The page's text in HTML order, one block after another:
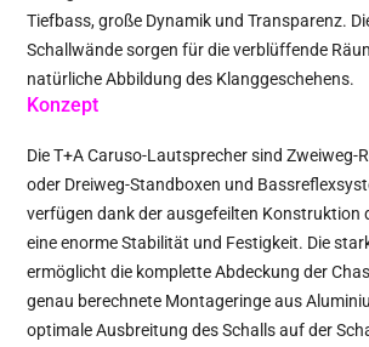
Tiefbass, große Dynamik und Transparenz.
Schallwände sorgen für die verblüffende
natürliche Abbildung des Klanggeschehens.
Konzept
Die T+A Caruso-Lautsprecher sind Zweiweg-
oder Dreiweg-Standboxen und
verfügen dank der ausgefeilten Konstruktion
eine enorme Stabilität und Festigkeit. Die
ermöglicht die komplette Abdeckung der
genau berechnete Montageringe aus
optimale Ausbreitung des Schalls auf der